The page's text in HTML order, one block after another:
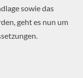
sowie das
geht es nun um